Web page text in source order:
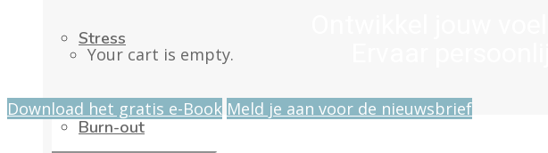
Stress
Burn-out
Your cart is empty.
Download het gratis e-Book Meld je aan voor de nieuwsbrief